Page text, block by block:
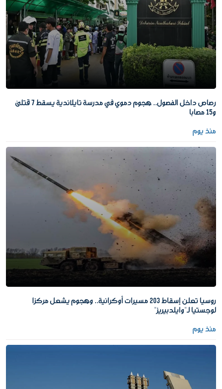
رصاص داخل الفصول.. هجوم دموي في مدرسة تايلاندية يسقط 7 قتلى
و15 مصابا
منذ يوم
روسيا تعلن إسقاط 203 مسيرات أوكرانية.. وهجوم يشعل مركزا
لوجستيا لـ"وايلدبيريز"
منذ يوم